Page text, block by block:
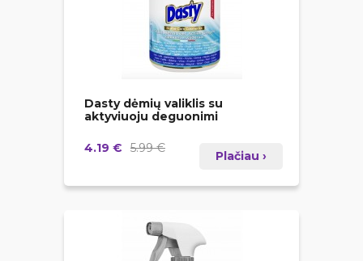
Dasty dėmių valiklis su
aktyviuoju deguonimi
4.19 € 5.99 €
Plačiau ›